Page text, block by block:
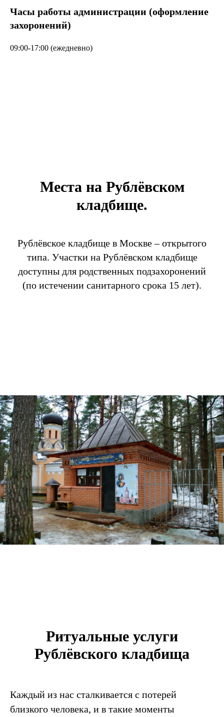
Часы работы администрации (оформление
захоронений)
09:00-17:00 (ежедневно)
Места на Рублёвском
кладбище.
Рублёвское кладбище в Москве – открытого
типа. Участки на Рублёвском кладбище
доступны для родственных подзахоронений
(по истечении санитарного срока 15 лет).
Ритуальные услуги
Рублёвского кладбища
Каждый из нас сталкивается с потерей
близкого человека, и в такие моменты